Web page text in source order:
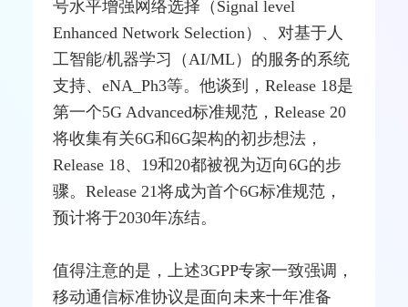
号水平增强 网络选择（Signal level
Enhanced Network Selection）、对基于人
工智能/机器学习（AI/ML）的服务的系统
支持、eNA_Ph3等。他谈到，Release 18是
第一个5G Advanced标准规范，Release 20
将收集有关6G和6G架构的初步想法，
Release 18、19和20都被视为迈向6G的步
骤。Release 21将成为首个6G标准规范，
预计将于2030年冻结。
值得注意的是，上述3GPP专家一致强调，
移动通信标准协议是面向未来十年准备